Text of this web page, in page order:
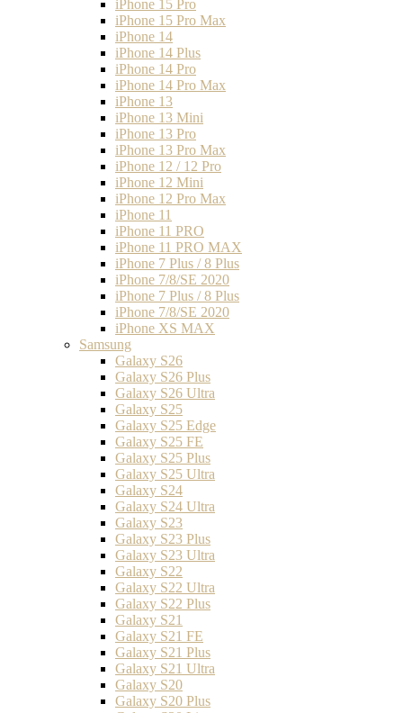
iPhone 15 Pro
iPhone 15 Pro Max
iPhone 14
iPhone 14 Plus
iPhone 14 Pro
iPhone 14 Pro Max
iPhone 13
iPhone 13 Mini
iPhone 13 Pro
iPhone 13 Pro Max
iPhone 12 / 12 Pro
iPhone 12 Mini
iPhone 12 Pro Max
iPhone 11
iPhone 11 PRO
iPhone 11 PRO MAX
iPhone 7 Plus / 8 Plus
iPhone 7/8/SE 2020
iPhone 7 Plus / 8 Plus
iPhone 7/8/SE 2020
iPhone XS MAX
Samsung
Galaxy S26
Galaxy S26 Plus
Galaxy S26 Ultra
Galaxy S25
Galaxy S25 Edge
Galaxy S25 FE
Galaxy S25 Plus
Galaxy S25 Ultra
Galaxy S24
Galaxy S24 Ultra
Galaxy S23
Galaxy S23 Plus
Galaxy S23 Ultra
Galaxy S22
Galaxy S22 Ultra
Galaxy S22 Plus
Galaxy S21
Galaxy S21 FE
Galaxy S21 Plus
Galaxy S21 Ultra
Galaxy S20
Galaxy S20 Plus